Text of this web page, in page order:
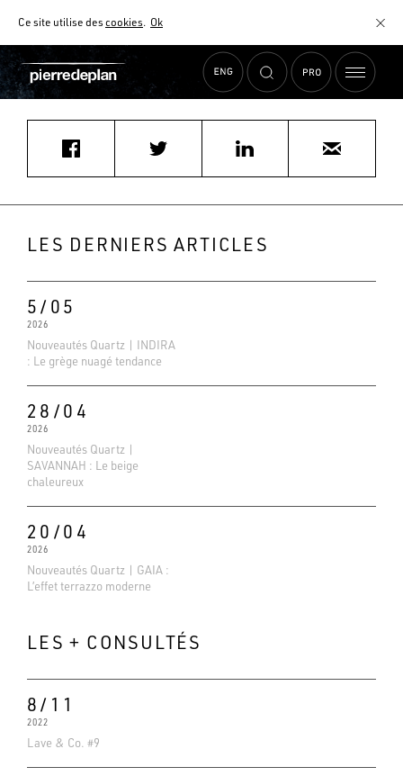
Ce site utilise descookies. Ok
AIDE AU CHOIX
Accueil Actualités msoubrier@aol.com
LES DERNIERS ARTICLES
5/05
2026
Nouveautés Quartz | INDIRA
: Le grège nuagé tendance
28/04
2026
Nouveautés Quartz |
SAVANNAH : Le beige
chaleureux
20/04
2026
Nouveautés Quartz | GAIA :
L’effet terrazzo moderne
LES + CONSULTÉS
8/11
2022
Lave & Co. #9
4.6